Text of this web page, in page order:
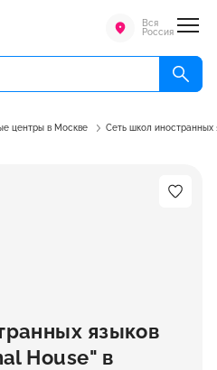
Вся
Россия
центры в Москве Сеть школ
языков
House" в